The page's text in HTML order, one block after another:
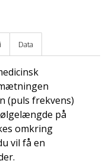
Data
(puls frekvens)
på
omkring
vil få en